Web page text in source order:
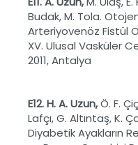
Budak, M. Tola.
Arteriyovenöz Fistül
XV. Ulusal Vasküler
2011, Antalya
E12. H. A. Uzun,Ö. F.
Lafçı, G. Altıntaş, K.
Diyabetik Ayakların